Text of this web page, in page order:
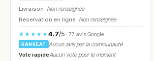
Livraison :Non renseignée
Réservation en ligne :Non renseignée
★★★★★4.7/5· 77 avis Google
RANKEAT
Aucun avis par la communauté
Vote rapideAucun vote pour le moment